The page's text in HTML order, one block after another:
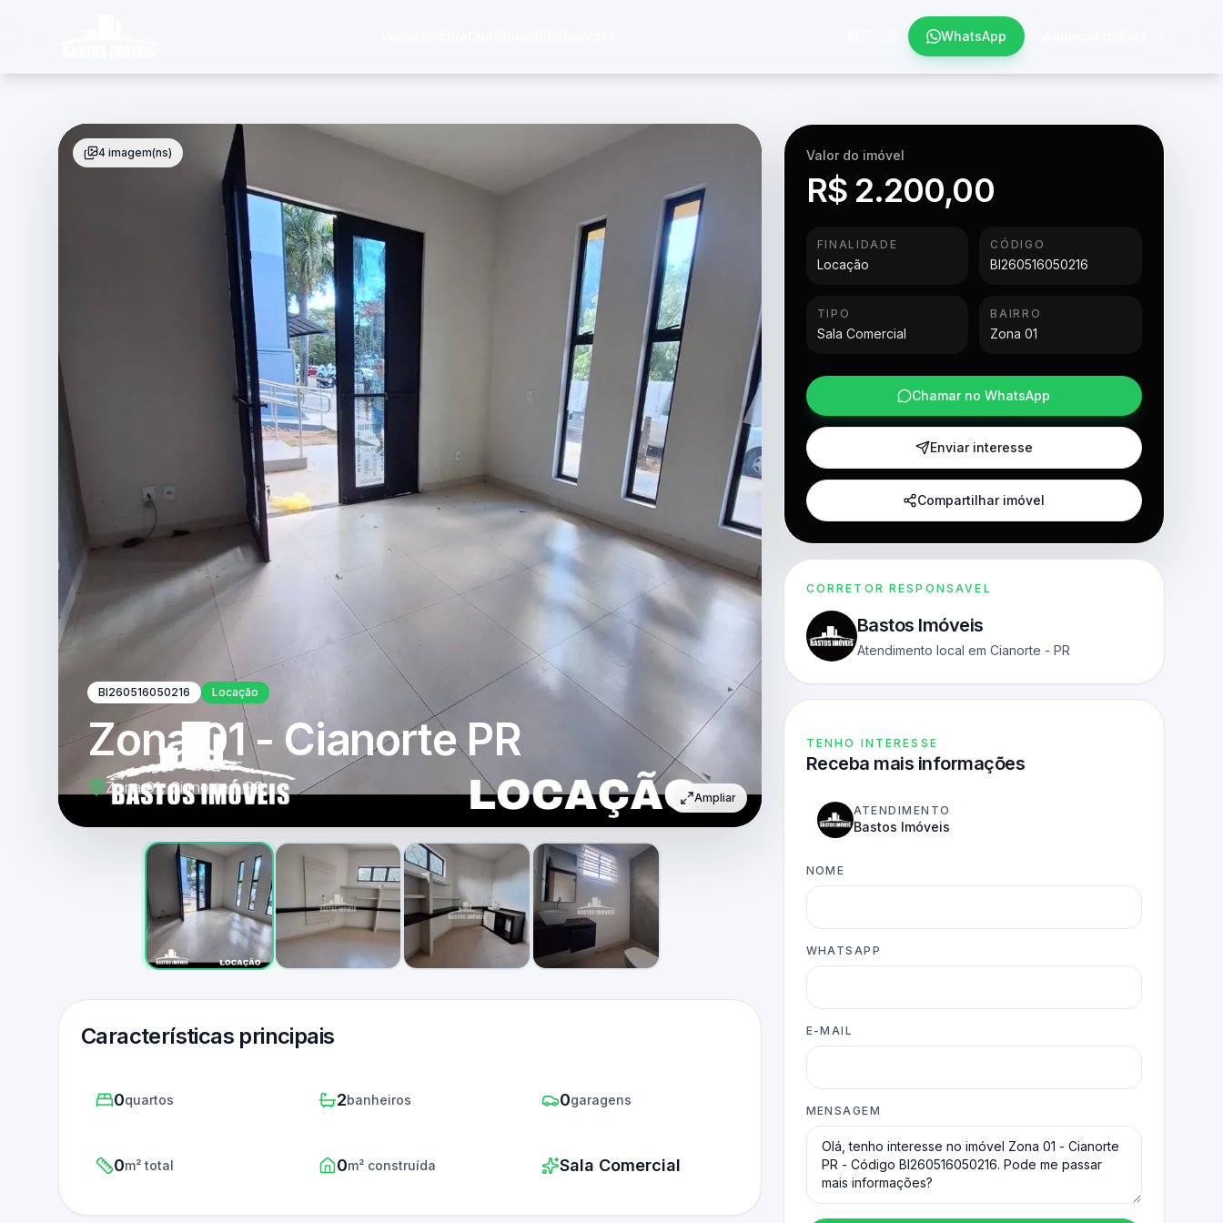
WhatsApp
BI260516050216 Locação
Zona 01 - Cianorte PR
Zona 01, Cianorte - PR
4 imagem(ns)
Ampliar
Características principais
0quartos 2banheiros 0garagens
0m² total 0m² construída Sala Comercial
Valor do imóvel
R$ 2.200,00
FINALIDADE
Locação
CÓDIGO
BI260516050216
TIPO
Sala Comercial
BAIRRO
Zona 01
Chamar no WhatsApp
Enviar interesse
Compartilhar imóvel
CORRETOR RESPONSAVEL
Bastos Imóveis
Atendimento local em Cianorte - PR
TENHO INTERESSE
Receba mais informações
ATENDIMENTO
Bastos Imóveis
NOME
WHATSAPP
E-MAIL
MENSAGEM